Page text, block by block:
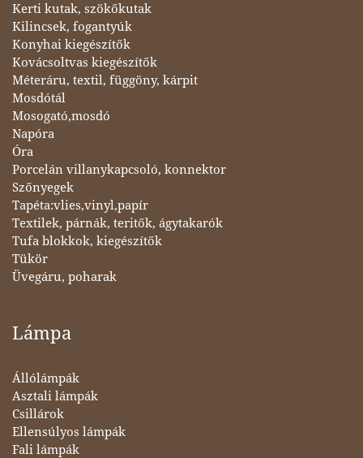
Kerti kutak, szökőkutak
Kilincsek, fogantyúk
Konyhai kiegészítők
Kovácsoltvas kiegészítők
Méteráru, textil, függöny, kárpit
Mosdótál
Mosogató,mosdó
Napóra
Óra
Porcelán villanykapcsoló, konnektor
Szőnyegek
Tapéta:vlies,vinyl,papír
Textilek, párnák, teritők, ágytakarók
Tufa blokkok, kiegészítők
Tükör
Üvegáru, poharak
Lámpa
Állólámpák
Asztali lámpák
Csillárok
Ellensúlyos lámpák
Fali lámpák